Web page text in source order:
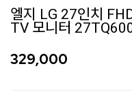
엘지 LG 27인치
TV 모니터
329,000